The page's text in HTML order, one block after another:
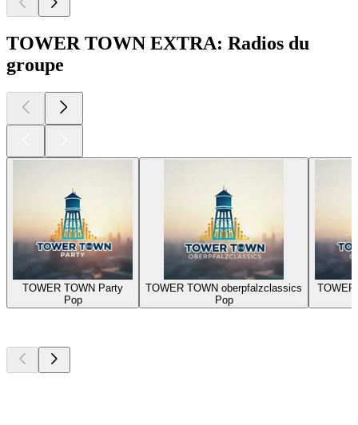
TOWER TOWN EXTRA: Radios du
groupe
TOWER TOWN Party
Pop
TOWER TOWN oberpfalzclassics
Pop